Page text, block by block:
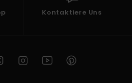
Kontaktiere Uns